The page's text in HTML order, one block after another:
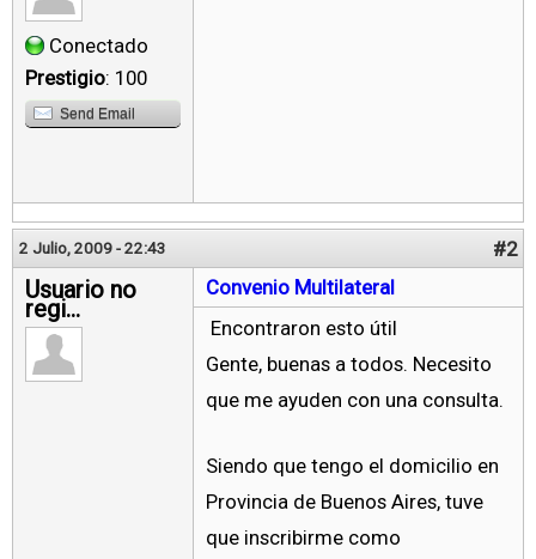
Conectado
Prestigio: 100
Send Email
2 Julio, 2009 - 22:43 #2
Usuario no
regi...
Convenio Multilateral
Encontraron esto útil
Gente, buenas a todos. Necesito
que me ayuden con una consulta.
Siendo que tengo el domicilio en
Provincia de Buenos Aires, tuve
que inscribirme como